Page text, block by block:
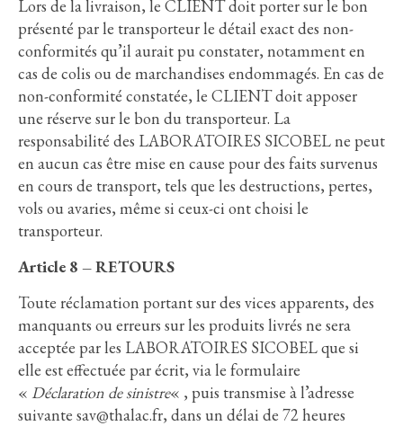
Lors de la livraison, le CLIENT doit porter sur le bon
présenté par le transporteur le détail exact des non-
conformités qu’il aurait pu constater, notamment en
cas de colis ou de marchandises endommagés. En cas de
non-conformité constatée, le CLIENT doit apposer
une réserve sur le bon du transporteur. La
responsabilité des LABORATOIRES SICOBEL ne peut
en aucun cas être mise en cause pour des faits survenus
en cours de transport, tels que les destructions, pertes,
vols ou avaries, même si ceux-ci ont choisi le
transporteur.
Article 8 – RETOURS
Toute réclamation portant sur des vices apparents, des
manquants ou erreurs sur les produits livrés ne sera
acceptée par les LABORATOIRES SICOBEL que si
elle est effectuée par écrit, via le formulaire
« Déclaration de sinistre« , puis transmise à l’adresse
suivante sav@thalac.fr, dans un délai de 72 heures